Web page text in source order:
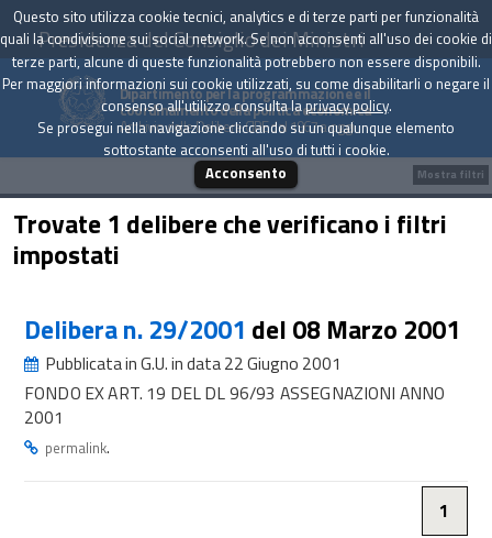
Presidenza del Consiglio dei Ministri
Dipartimento per la programmazione e il
coordinamento della politica economica
Archivio delle Delibere CIPE dal 1967 a oggi
Trovate 1 delibere che verificano i filtri
impostati
Delibera n. 29/2001 del 08 Marzo 2001
Pubblicata in G.U. in data 22 Giugno 2001
FONDO EX ART. 19 DEL DL 96/93 ASSEGNAZIONI ANNO
2001
permalink.
1
Mostra filtri
Questo sito utilizza cookie tecnici, analytics e di terze parti per funzionalità
quali la condivisione sui social network. Se non acconsenti all'uso dei cookie di
terze parti, alcune di queste funzionalità potrebbero non essere disponibili.
Per maggiori informazioni sui cookie utilizzati, su come disabilitarli o negare il
consenso all'utilizzo consulta laprivacy policy.
Se prosegui nella navigazione cliccando su un qualunque elemento
sottostante acconsenti all'uso di tutti i cookie.
Acconsento